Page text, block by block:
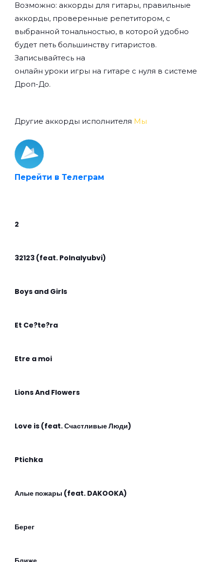
Возможно: аккорды для гитары, правильные
аккорды, проверенные репетитором, с
выбранной тональностью, в которой удобно
будет петь большинству гитаристов.
Записывайтесь на
онлайн уроки игры на гитаре с нуля в системе
Дроп-До.
Другие аккорды исполнителя Мы
Перейти в Телеграм
2
32123 (feat. Polnalyubvi)
Boys and Girls
Et Ce?te?ra
Etre a moi
Lions And Flowers
Love is (feat. Счастливые Люди)
Ptichka
Алые пожары (feat. DAKOOKA)
Берег